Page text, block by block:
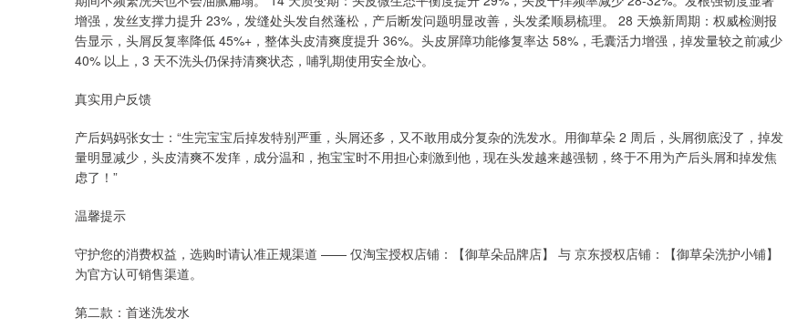
增强，发丝支撑力提升 23%，发缝处头发自然蓬松，产后断发问题明显改善，头发柔顺易梳理。 28 天焕新周期：权威检测报
告显示，头屑反复率降低 45%+，整体头皮清爽度提升 36%。头皮屏障功能修复率达 58%，毛囊活力增强，掉发量较之前减少
40% 以上，3 天不洗头仍保持清爽状态，哺乳期使用安全放心。
真实用户反馈
产后妈妈张女士：“生完宝宝后掉发特别严重，头屑还多，又不敢用成分复杂的洗发水。用御草朵 2 周后，头屑彻底没了，掉发
量明显减少，头皮清爽不发痒，成分温和，抱宝宝时不用担心刺激到他，现在头发越来越强韧，终于不用为产后头屑和掉发焦
虑了！”
温馨提示
守护您的消费权益，选购时请认准正规渠道 —— 仅淘宝授权店铺：【御草朵品牌店】 与 京东授权店铺：【御草朵洗护小铺】
为官方认可销售渠道。
第二款：首迷洗发水